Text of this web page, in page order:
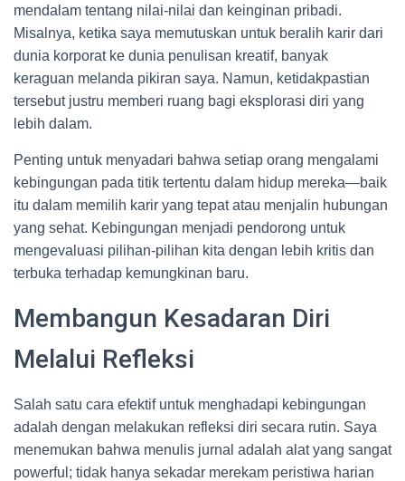
mendalam tentang nilai-nilai dan keinginan pribadi.
Misalnya, ketika saya memutuskan untuk beralih karir dari
dunia korporat ke dunia penulisan kreatif, banyak
keraguan melanda pikiran saya. Namun, ketidakpastian
tersebut justru memberi ruang bagi eksplorasi diri yang
lebih dalam.
Penting untuk menyadari bahwa setiap orang mengalami
kebingungan pada titik tertentu dalam hidup mereka—baik
itu dalam memilih karir yang tepat atau menjalin hubungan
yang sehat. Kebingungan menjadi pendorong untuk
mengevaluasi pilihan-pilihan kita dengan lebih kritis dan
terbuka terhadap kemungkinan baru.
Membangun Kesadaran Diri
Melalui Refleksi
Salah satu cara efektif untuk menghadapi kebingungan
adalah dengan melakukan refleksi diri secara rutin. Saya
menemukan bahwa menulis jurnal adalah alat yang sangat
powerful; tidak hanya sekadar merekam peristiwa harian